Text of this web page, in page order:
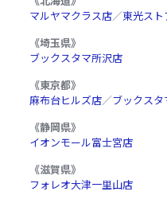
マルヤマクラス店／東光スト
《埼玉県》
ブックスタマ所沢店
《東京都》
麻布台ヒルズ店／ブックスタ
《静岡県》
イオンモール富士宮店
《滋賀県》
フォレオ大津一里山店